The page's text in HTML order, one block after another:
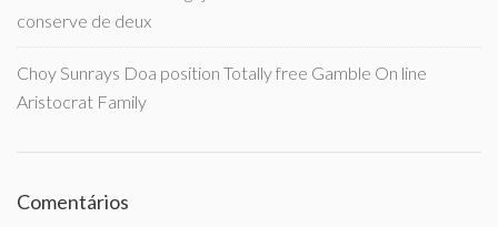
conserve de deux
Choy Sunrays Doa position Totally free Gamble On line
Aristocrat Family
Comentários